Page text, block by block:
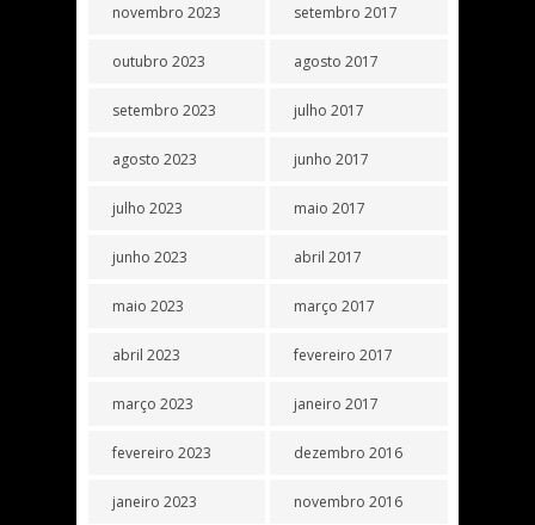
novembro 2023
outubro 2023
setembro 2023
agosto 2023
julho 2023
junho 2023
maio 2023
abril 2023
março 2023
fevereiro 2023
janeiro 2023
setembro 2017
agosto 2017
julho 2017
junho 2017
maio 2017
abril 2017
março 2017
fevereiro 2017
janeiro 2017
dezembro 2016
novembro 2016